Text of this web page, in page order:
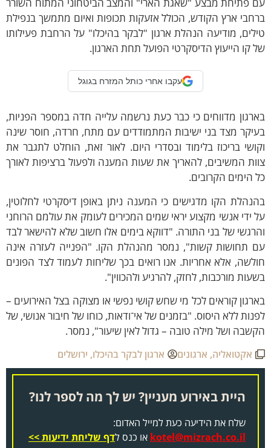
פתיחת מבצע "שאגת הארי" והמצב הביטחוני המתוח השורר
ארץ הקודש, הכולל אזעקות תכופות ואיום מתמשך בנפילת
מודיעה הנהלת ארגון "לבקר בהיכלו" על הרחבת פעילותו
קו הייעוץ הדיסקרטי הפועל תחת הארגון.
עקבו אחרי כותל המזרח בגוגל
מדווחים כי כבר כעת נרשמה עלייה חדה במספר הפניות,
מצד בני ישיבות המתמודדים עם מתח, חרדה, חוסר שינה
בריכוז בלימוד ובסדרי היום. לאור זאת, הוחלט לתגבר את
המשיבים, להאריך את שעות המענה ולפעול ברציפות לאורך
הימים הקרובים.
הקו מדגישים כי המענה ניתן באופן דיסקרטי לחלוטין,
ידי אנשי מקצוע יראי שמים המכירים לעומק את עולמם הרוחני
של בני התורה. "דווקא בימים אלו חשוב שלא להישאר לבד
תחושות קשות", נמסר מהנהלת הקו. "הפנייה לעזרה אינה
אלא אחריות. אנו רואים בכך שליחות לעמוד לצד הפונים
מורכבות, לחזק, להרגיע ולהכווין".
קוראים לכל מי שחש קושי נפשי או מצוקה בצל האירועים –
ללא היסוס. "בזמנים של אי־ודאות, כוחו של חיבור אנושי, של
ושל מילה טובה – גדול לאין שיעור", נמסר.
אקטואליה,ארגונים ארגון לבקר בהיכלו,ירושלים
היית באירוע מעניין? יש לך מה לספר לנו?
שלח את הידיעה כעת למייל האדום:
kotel@mizrach.co.ilאו כנס לדף שליחת ידיעות >>